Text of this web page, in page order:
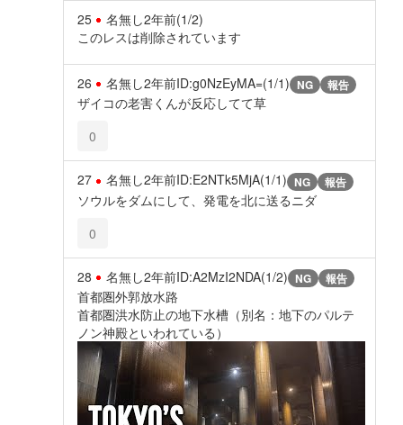
25 名無し2年前(1/2)
このレスは削除されています
26 名無し2年前ID:g0NzEyMA=(1/1) NG 報告
ザイコの老害くんが反応してて草
0
27 名無し2年前ID:E2NTk5MjA(1/1) NG 報告
ソウルをダムにして、発電を北に送るニダ
0
28 名無し2年前ID:A2MzI2NDA(1/2) NG 報告
首都圏外郭放水路
首都圏洪水防止の地下水槽（別名：地下のパルテ
ノン神殿といわれている）